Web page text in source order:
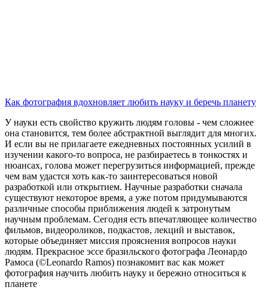
Как фотография вдохновляет любить науку и беречь планету
У науки есть свойство кружить людям головы - чем сложнее
она становится, тем более абстрактной выглядит для многих.
И если вы не прилагаете ежедневных постоянных усилий в
изучении какого-то вопроса, не разбираетесь в тонкостях и
нюансах, голова может перегрузиться информацией, прежде
чем вам удастся хоть как-то заинтересоваться новой
разработкой или открытием. Научные разработки сначала
существуют некоторое время, а уже потом придумываются
различные способы приближения людей к затронутым
научным проблемам. Сегодня есть впечатляющее количество
фильмов, видеороликов, подкастов, лекций и выставок,
которые объединяет миссия прояснения вопросов науки
людям. Прекрасное эссе бразильского фотографа Леонардо
Рамоса (©Leonardo Ramos) познакомит вас как может
фотография научить любить науку и бережно относиться к
планете